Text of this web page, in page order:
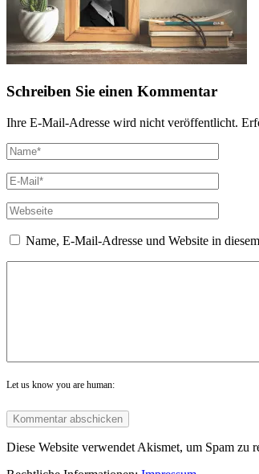
Schreiben Sie einen Kommentar
Ihre E-Mail-Adresse wird nicht veröffentlicht.
Name, E-Mail-Adresse und Website in
Let us know you are human:
Diese Website verwendet Akismet, um Spam zu